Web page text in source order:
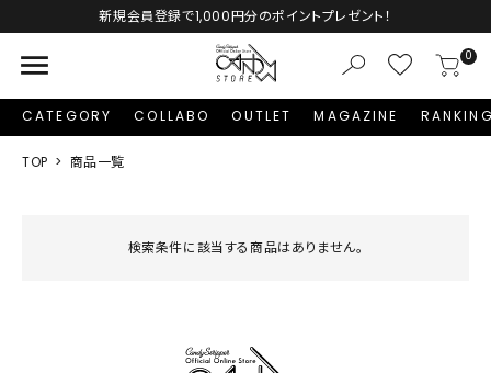
新規会員登録で1,000円分のポイントプレゼント！
menu 0
CATEGORY COLLABO OUTLET MAGAZINE
TOP 商品一覧
検索条件に該当する商品はありません。